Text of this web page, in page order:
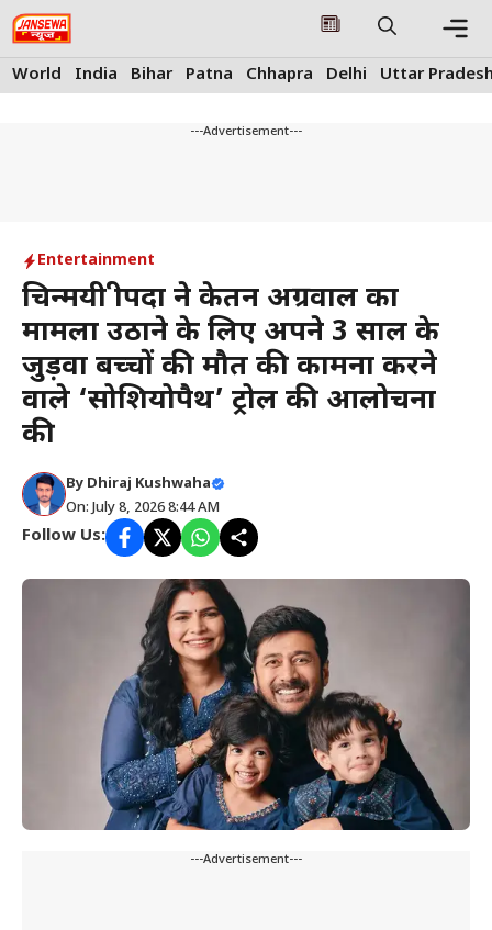
Skip
to
content
World India Bihar Patna Chhapra Delhi Uttar
---Advertisement---
Entertainment
चिन्मयी श्रीपदा ने केतन अग्रवाल का
मामला उठाने के लिए अपने 3 साल के
जुड़वा बच्चों की मौत की कामना करने
वाले ‘सोशियोपैथ’ ट्रोल की आलोचना
की
By Dhiraj Kushwaha
On: July 8, 2026 8:44 AM
Follow Us:
---Advertisement---